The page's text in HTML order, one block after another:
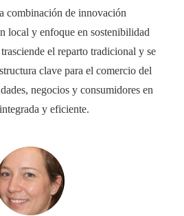
combinación de innovación
local y enfoque en sostenibilidad
el reparto tradicional y se
clave para el comercio del
negocios y consumidores en
y eficiente.